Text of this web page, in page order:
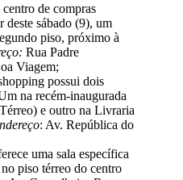
centro de compras
sábado (9), um
piso, próximo à
Rua Padre
Viagem;
possui dois
na recém-inaugurada
e outro na Livraria
: Av. República do
uma sala específica
piso térreo do centro